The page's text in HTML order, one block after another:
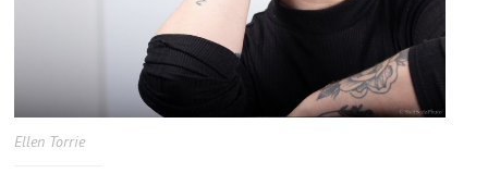
Ellen Torrie